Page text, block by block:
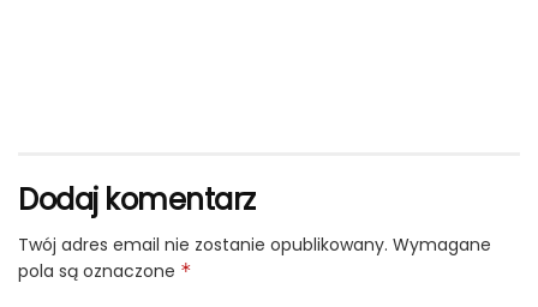
Dodaj komentarz
Twój adres email nie zostanie opublikowany. Wymagane
pola są oznaczone *